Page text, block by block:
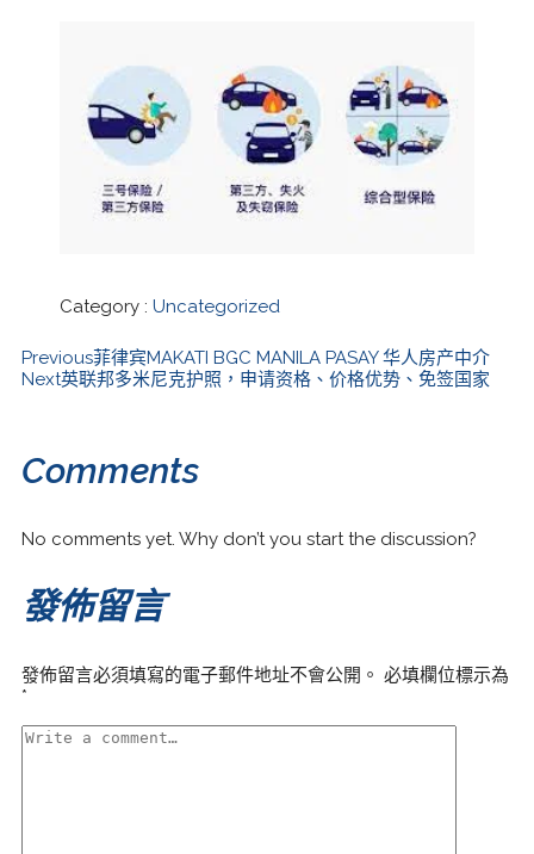
Category : Uncategorized
Previous菲律宾MAKATI BGC MANILA PASAY 华人房产中介
Next英联邦多米尼克护照，申请资格、价格优势、免签国家
Comments
No comments yet. Why don’t you start the discussion?
發佈留言
發佈留言必須填寫的電子郵件地址不會公開。 必填欄位標示為
*